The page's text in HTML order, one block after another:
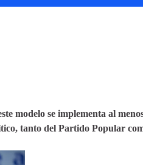
modelo se implementa al
tanto del Partido Popular